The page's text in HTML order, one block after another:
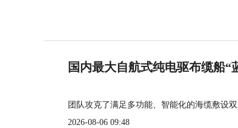
国内最大自航式纯电驱布缆船“
团队攻克了满足多功能、智能化的海缆敷设
2026-08-06 09:48